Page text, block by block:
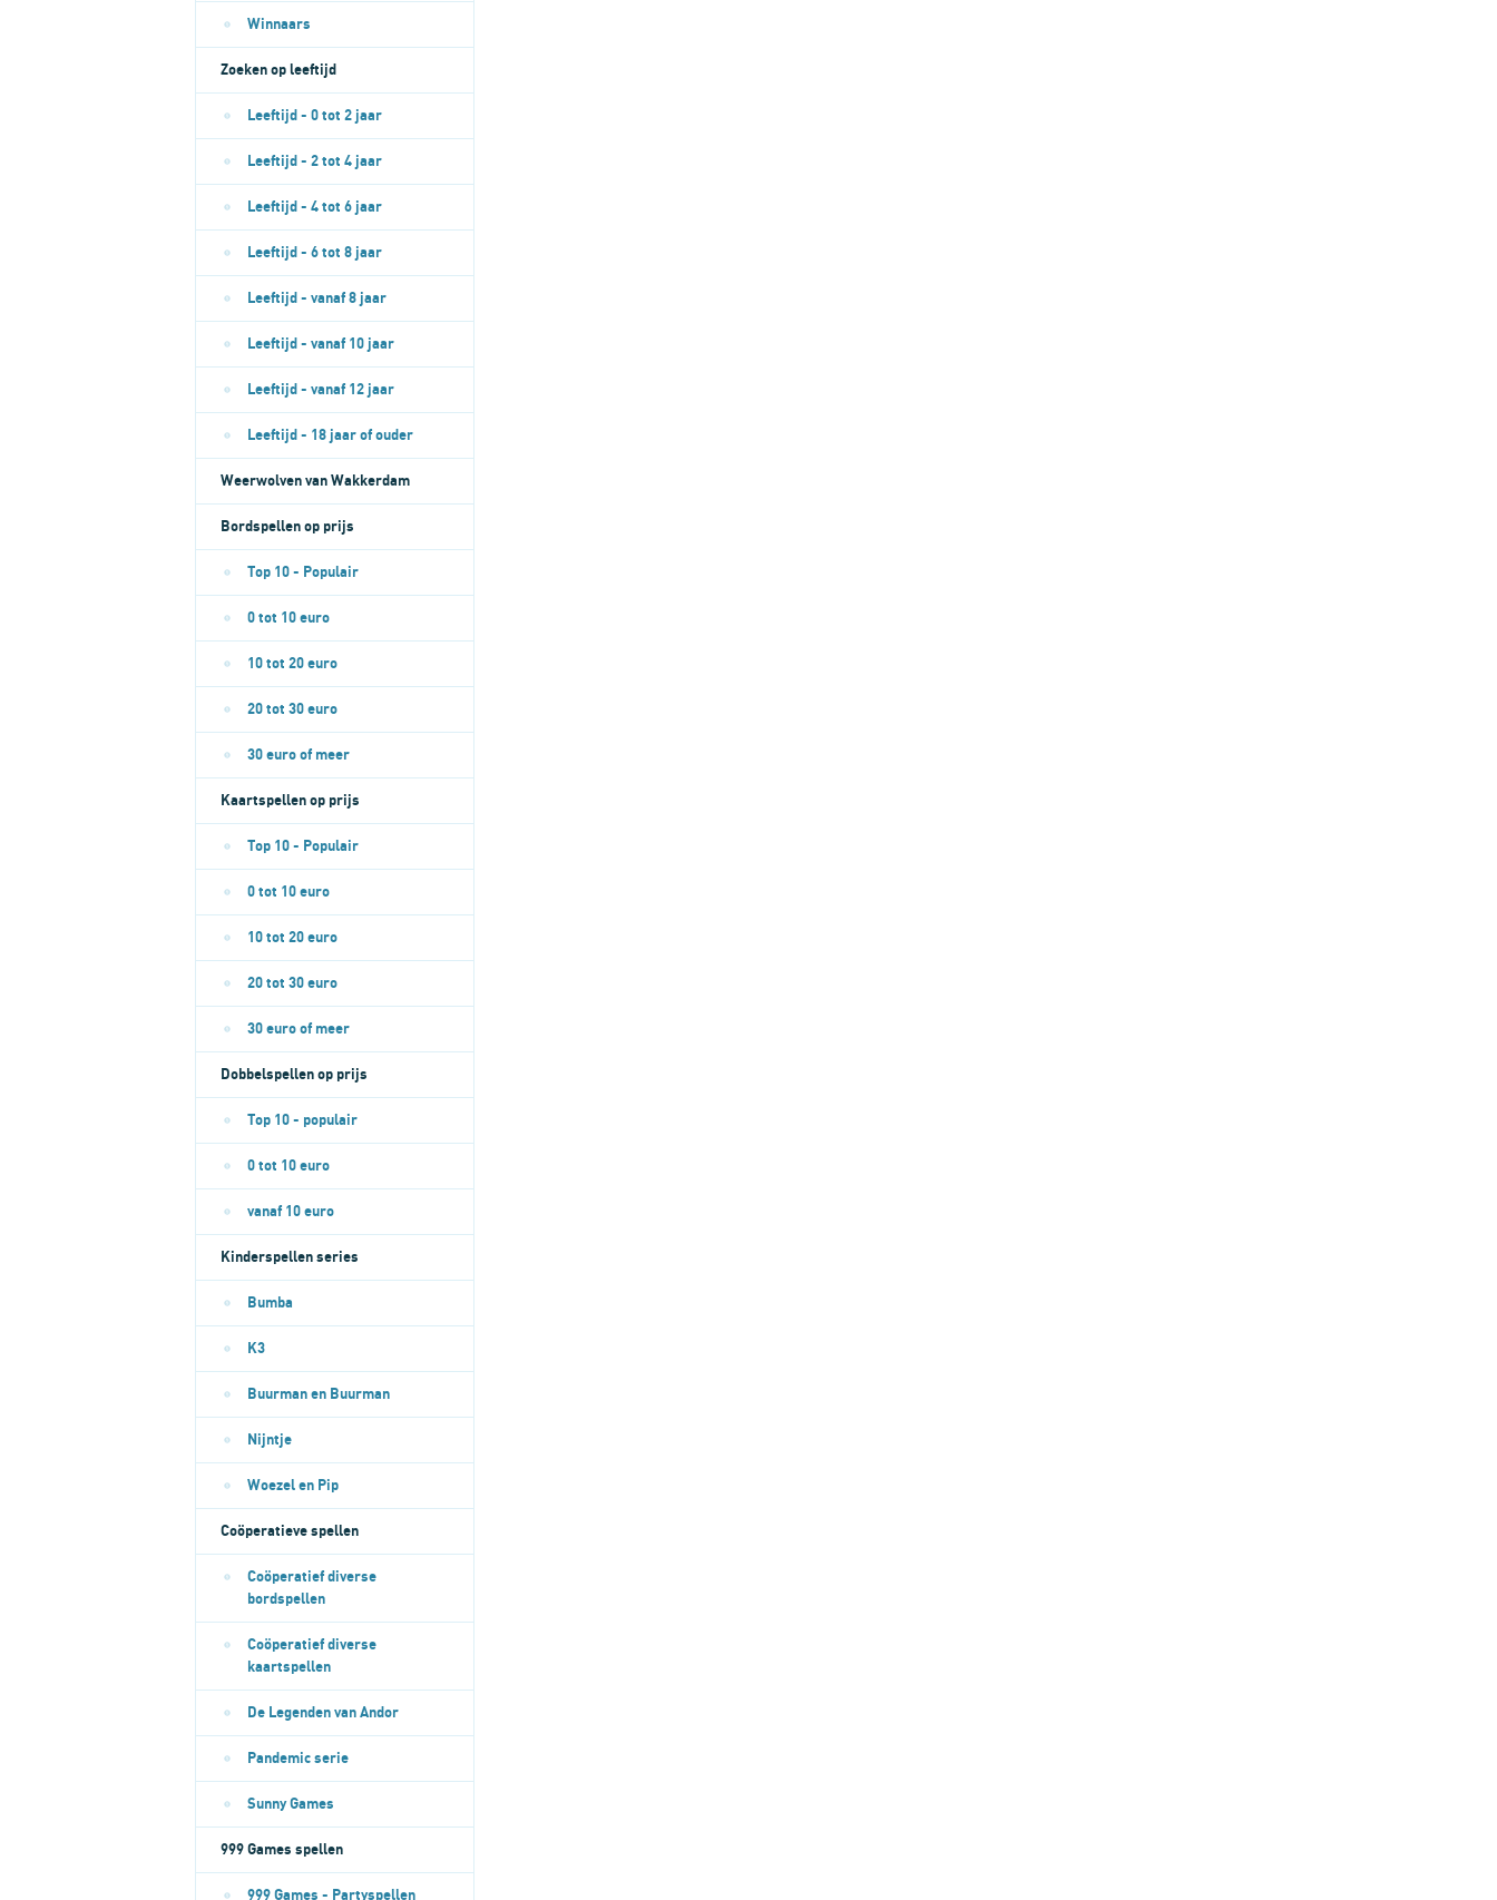
Winnaars
Zoeken op leeftijd
Leeftijd - 0 tot 2 jaar
Leeftijd - 2 tot 4 jaar
Leeftijd - 4 tot 6 jaar
Leeftijd - 6 tot 8 jaar
Leeftijd - vanaf 8 jaar
Leeftijd - vanaf 10 jaar
Leeftijd - vanaf 12 jaar
Leeftijd - 18 jaar of ouder
Weerwolven van Wakkerdam
Bordspellen op prijs
Top 10 - Populair
0 tot 10 euro
10 tot 20 euro
20 tot 30 euro
30 euro of meer
Kaartspellen op prijs
Top 10 - Populair
0 tot 10 euro
10 tot 20 euro
20 tot 30 euro
30 euro of meer
Dobbelspellen op prijs
Top 10 - populair
0 tot 10 euro
vanaf 10 euro
Kinderspellen series
Bumba
K3
Buurman en Buurman
Nijntje
Woezel en Pip
Coöperatieve spellen
Coöperatief diverse
bordspellen
Coöperatief diverse
kaartspellen
De Legenden van Andor
Pandemic serie
Sunny Games
999 Games spellen
999 Games - Partyspellen